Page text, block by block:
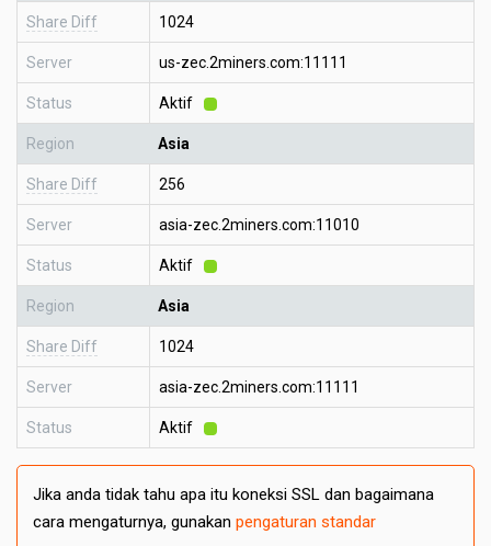
Share Diff 1024
Server us-zec.2miners.com:11111
Status Aktif
Region Asia
Share Diff 256
Server asia-zec.2miners.com:11010
Status Aktif
Region Asia
Share Diff 1024
Server asia-zec.2miners.com:11111
Status Aktif
Jika anda tidak tahu apa itu koneksi SSL dan bagaimana
cara mengaturnya, gunakan pengaturan standar